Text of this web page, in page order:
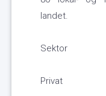
landet.
Sektor
Privat